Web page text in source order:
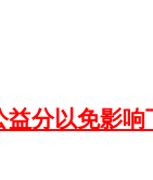
分以免影